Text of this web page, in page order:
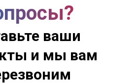
ваши
и мы вам